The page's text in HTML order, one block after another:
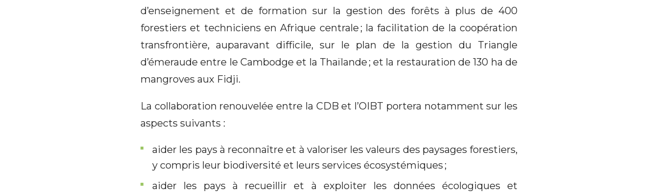
d’enseignement et de formation sur la gestion des forêts à plus de 400
forestiers et techniciens en Afrique centrale ; la facilitation de la coopération
transfrontière, auparavant difficile, sur le plan de la gestion du Triangle
d’émeraude entre le Cambodge et la Thaïlande ; et la restauration de 130 ha de
mangroves aux Fidji.
La collaboration renouvelée entre la CDB et l’OIBT portera notamment sur les
aspects suivants :
aider les pays à reconnaître et à valoriser les valeurs des paysages forestiers,
y compris leur biodiversité et leurs services écosystémiques ;
aider les pays à recueillir et à exploiter les données écologiques et